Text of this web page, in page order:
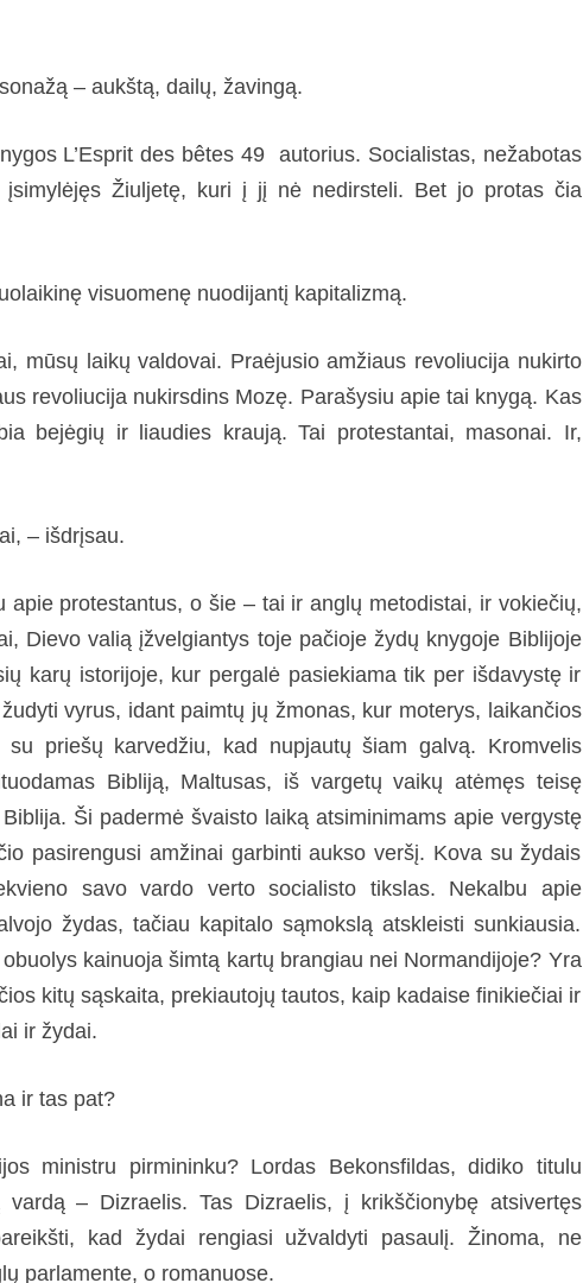
– aukštą, dailų, žavingą.
L’Esprit des bêtes 49 autorius. Socialistas, nežabotas
įsimylėjęs Žiuljetę, kuri į jį nė nedirsteli. Bet jo protas čia
visuomenę nuodijantį kapitalizmą.
mūsų laikų valdovai. Praėjusio amžiaus revoliucija nukirto
revoliucija nukirsdins Mozę. Parašysiu apie tai knygą. Kas
bejėgių ir liaudies kraują. Tai protestantai, masonai. Ir,
– išdrįsau.
apie protestantus, o šie – tai ir anglų metodistai, ir vokiečių,
Dievo valią įžvelgiantys toje pačioje žydų knygoje Biblijoje
karų istorijoje, kur pergalė pasiekiama tik per išdavystę ir
vyrus, idant paimtų jų žmonas, kur moterys, laikančios
su priešų karvedžiu, kad nupjautų šiam galvą. Kromvelis
Bibliją, Maltusas, iš vargetų vaikų atėmęs teisę
Ši padermė švaisto laiką atsiminimams apie vergystę
pasirengusi amžinai garbinti aukso veršį. Kova su žydais
savo vardo verto socialisto tikslas. Nekalbu apie
žydas, tačiau kapitalo sąmokslą atskleisti sunkiausia.
kainuoja šimtą kartų brangiau nei Normandijoje? Yra
kitų sąskaita, prekiautojų tautos, kaip kadaise finikiečiai ir
ir žydai.
ir tas pat?
ministru pirmininku? Lordas Bekonsfildas, didiko titulu
vardą – Dizraelis. Tas Dizraelis, į krikščionybę atsivertęs
kad žydai rengiasi užvaldyti pasaulį. Žinoma, ne
parlamente, o romanuose.